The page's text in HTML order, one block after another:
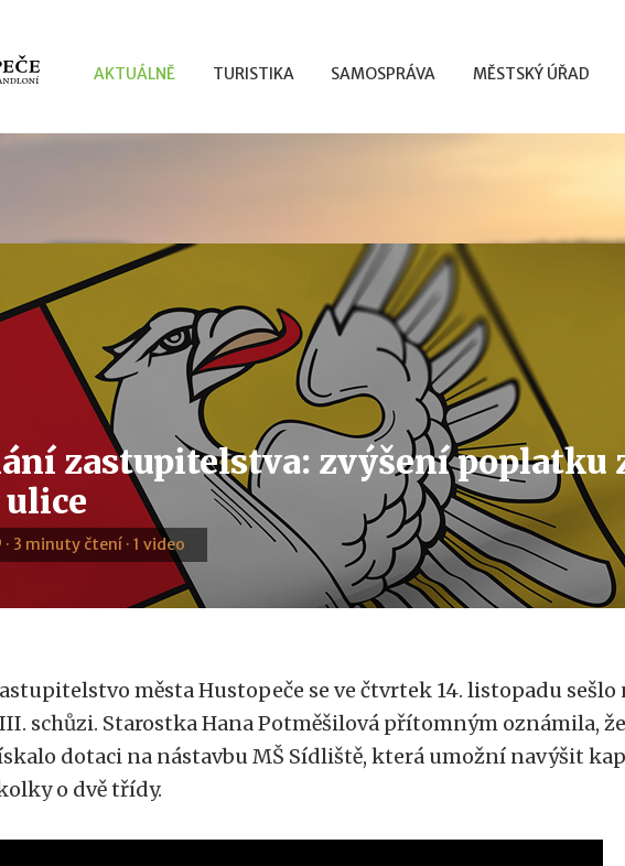
AKTUÁLNĚ TURISTIKA SAMOSPRÁVA MĚSTSKÝ ÚŘAD
zastupitelstva: zvýšení poplatku
· 3 minuty čtení · 1 video
města Hustopeče se ve čtvrtek 14. listopadu sešlo
schůzi. Starostka Hana Potměšilová přítomným oznámila,
dotaci na nástavbu MŠ Sídliště, která umožní navýšit
o dvě třídy.